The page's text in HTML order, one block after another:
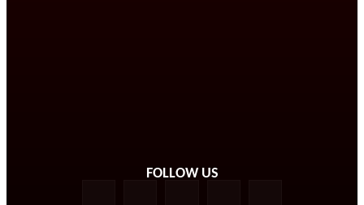
FOLLOW US